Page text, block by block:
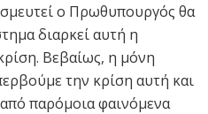
ο Πρωθυπουργός θα
διαρκεί αυτή η
Βεβαίως, η μόνη
την κρίση αυτή και
παρόμοια φαινόμενα